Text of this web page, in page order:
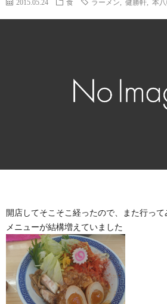
2015.05.24 食 ラーメン 健勝軒 本
開店してそこそこ経ったので、また行って
メニューが結構増えていました